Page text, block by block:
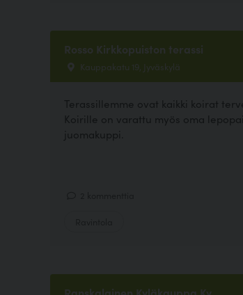
Rosso Kirkkopuiston terassi
Kauppakatu 19, Jyväskylä
Terassillemme ovat kaikki koirat
Koirille on varattu myös oma
juomakuppi.